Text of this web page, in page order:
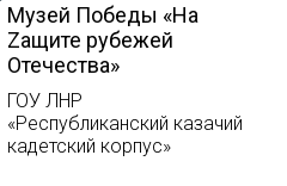
Музей Победы «На
Zащите рубежей
Отечества»
ГОУ ЛНР
«Республиканский казачий
кадетский корпус»